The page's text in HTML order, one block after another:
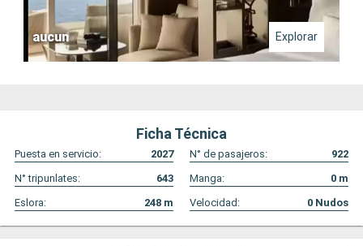
aucun Explorar
Ficha Técnica
Puesta en servicio: 2027 N° de pasajeros:
922
N° tripunlates:
643 Manga: 0 m
Eslora:
248 m Velocidad: 0 Nudos